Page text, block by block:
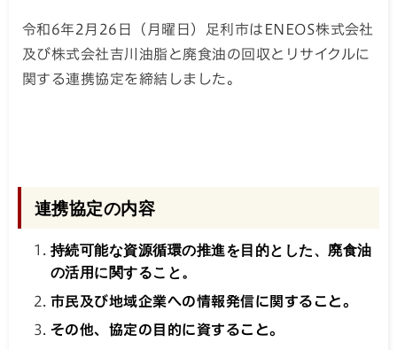
令和6年2月26日（月曜日）足利市はENEOS株式会社
及び株式会社吉川油脂と廃食油の回収とリサイクルに
関する連携協定を締結しました。
連携協定の内容
持続可能な資源循環の推進を目的とした、廃食油
の活用に関すること。
市民及び地域企業への情報発信に関すること。
その他、協定の目的に資すること。